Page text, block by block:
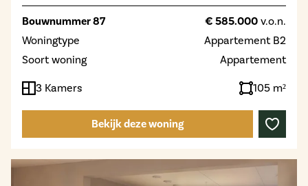
Bouwnummer 87 € 585.000 v.o.n.
Woningtype
Appartement B2
Soort woning
Appartement
3 Kamers 105 m²
Bekijk deze woning